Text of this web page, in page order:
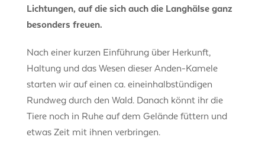
Lichtungen, auf die sich auch die Langhälse ganz
besonders freuen.
Nach einer kurzen Einführung über Herkunft,
Haltung und das Wesen dieser Anden-Kamele
starten wir auf einen ca. eineinhalbstündigen
Rundweg durch den Wald. Danach könnt ihr die
Tiere noch in Ruhe auf dem Gelände füttern und
etwas Zeit mit ihnen verbringen.